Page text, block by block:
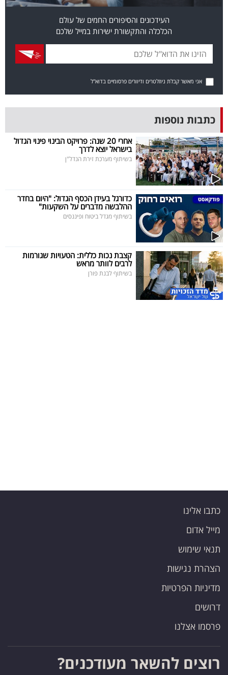
אחרינו:
העידכונים והסיפורים החמים של עולם
הכלכלה והתקשורת ישירות במייל שלכם
אני מאשר קבלת ניוזלטרים ודיוורים פרסומיים בדוא"ל
כתבות נוספות
אחרי 20 שנה: פרויקט הבינוי פינוי הגדול
בישראל יוצא לדרך
בשיתוף מערכת זירת הנדל"ן
כדורגל בעידן הכסף הגדול: "היום בחדר
ההלבשה מדברים על השקעות"
בשיתוף מגדל ביטוח ופיננסים
קצבת נכות כללית: הטעויות שגורמות
לרבים לוותר מראש
בשיתוף לבנת פורן
כתבו אלינו
מייל אדום
תנאי שימוש
הצהרת נגישות
מדיניות הפרטיות
דרושים
פרסמו אצלנו
רוצים להשאר מעודכנים?